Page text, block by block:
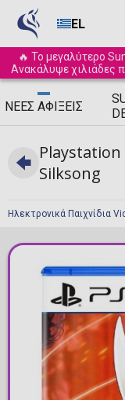
EL
🔥 Το μεγαλύτερο
Ανακάλυψε χιλιάδες
ΝΈΕΣ ΑΦΊΞΕΙΣ
Ηλεκτρονικά Παιχνίδια
Silksong